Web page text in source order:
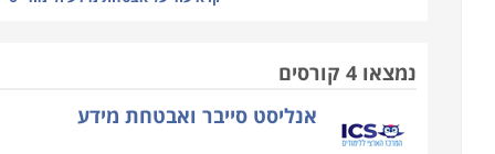
הלימודים כוללים את מבנה הרשת, עקרונות
ופענוח, חוקים, תכנון והקמת מערכות אבטחה ועוד.
נמצאו 4 קורסים
אנליסט סייבר ואבטחת מידע